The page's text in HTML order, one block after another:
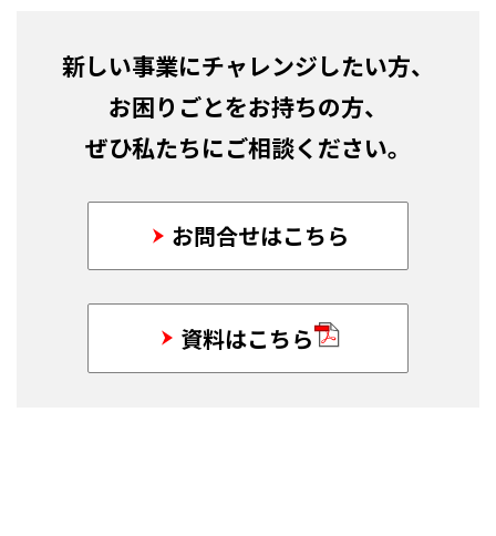
新しい事業にチャレンジしたい方、
お困りごとをお持ちの方、
ぜひ私たちにご相談ください。
お問合せはこちら
資料はこちら